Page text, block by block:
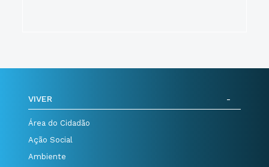
VIVER
Área do Cidadão
Ação Social
Ambiente